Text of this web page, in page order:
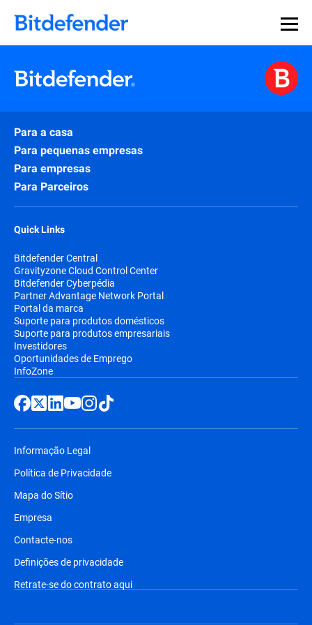
Para a casa
Para pequenas empresas
Para empresas
Para Parceiros
Quick Links
Bitdefender Central
Gravityzone Cloud Control Center
Bitdefender Cyberpédia
Partner Advantage Network Portal
Portal da marca
Suporte para produtos domésticos
Suporte para produtos empresariais
Investidores
Oportunidades de Emprego
InfoZone
Informação Legal
Política de Privacidade
Mapa do Sítio
Empresa
Contacte-nos
Definições de privacidade
Retrate-se do contrato aqui